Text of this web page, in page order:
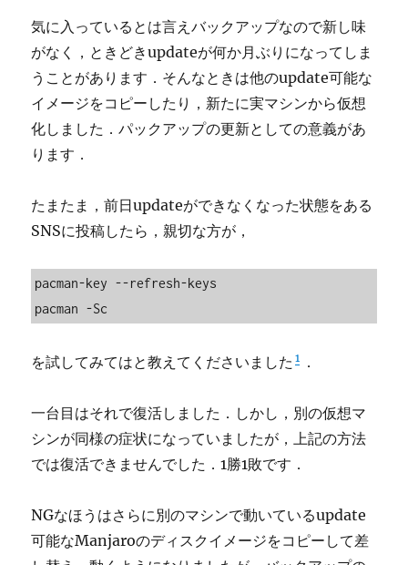
気に入っているとは言えバックアップなので新し味
がなく，ときどきupdateが何か月ぶりになってしま
うことがあります．そんなときは他のupdate可能な
イメージをコピーしたり，新たに実マシンから仮想
化しました．パックアップの更新としての意義があ
ります．
たまたま，前日updateができなくなった状態をある
SNSに投稿したら，親切な方が，
pacman-key --refresh-keys
pacman -Sc
を試してみてはと教えてくださいました 1 ．
一台目はそれで復活しました．しかし，別の仮想マ
シンが同様の症状になっていましたが，上記の方法
では復活できませんでした．1勝1敗です．
NGなほうはさらに別のマシンで動いているupdate
可能なManjaroのディスクイメージをコピーして差